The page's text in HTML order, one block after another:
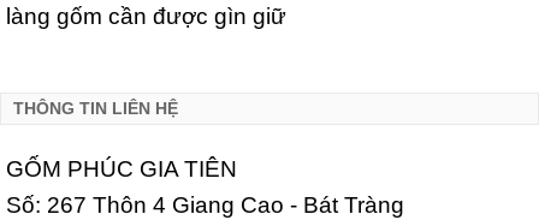
làng gốm cần được gìn giữ
THÔNG TIN LIÊN HỆ
GỐM PHÚC GIA TIÊN
Số: 267 Thôn 4 Giang Cao - Bát Tràng